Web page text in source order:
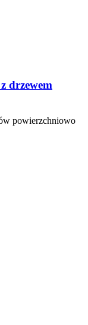
drzewem
powierzchniowo